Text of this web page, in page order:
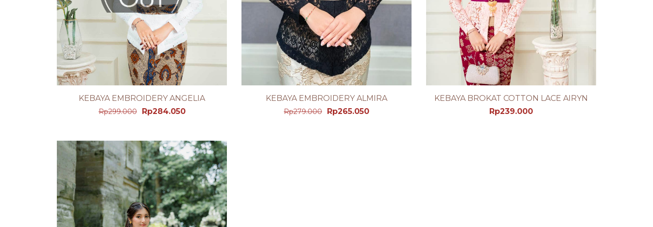
LIHAT PRODUK DETAIL
KEBAYA EMBROIDERY ANGELIA
Rp299.000 Rp284.050 LIHAT PRODUK DETAIL
KEBAYA EMBROIDERY ALMIRA
Rp279.000 Rp265.050 LIHAT PRODUK DETAIL
KEBAYA BROKAT COTTON LACE AIRYN
Rp239.000